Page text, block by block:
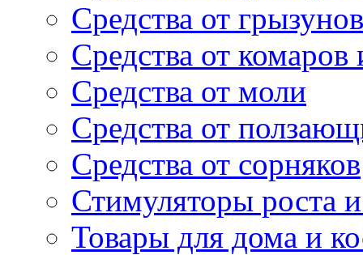
Средства от грызунов
Средства от
Средства от моли
Средства от
Средства от сорняков
Стимуляторы роста и
Товары для дома и